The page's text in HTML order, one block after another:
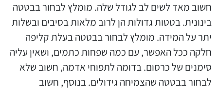
חשוב מאד לשים לב לגודל שלה. מומלץ לבחור בבטטה
בינונית. בטטות גדולות הן לרוב מלאות בסיבים ובשלות
יתר על המידה. מומלץ לבחור בבטטה בעלת קליפה
חלקה ככל האפשר, עם כמה שפחות כתמים, ושאין עליה
סימנים של כרסום. בדומה לתפוחי אדמה, חשוב שלא
לבחור בבטטה שהצמיחה גידולים. בנוסף, חשוב